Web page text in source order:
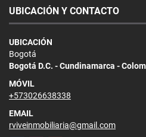
UBICACIÓN Y CONTACTO
UBICACIÓN
Bogotá
Bogotá D.C. - Cundinamarca -
MÓVIL
+573026638338
EMAIL
rviveinmobiliaria@gmail.com